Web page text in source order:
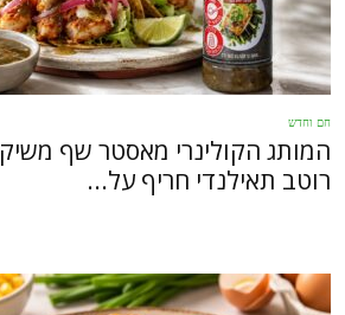
חם וחדש
המותג הקולינרי מאסטר שף משיק
רוטב תאילנדי חריף על...